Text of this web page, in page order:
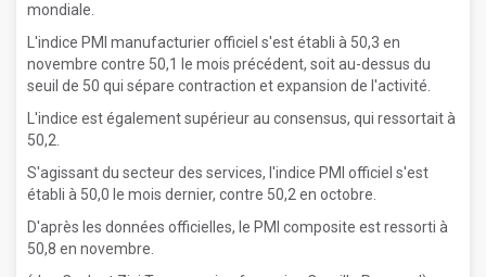
mondiale.
L'indice PMI manufacturier officiel s'est établi à 50,3 en
novembre contre 50,1 le mois précédent, soit au-dessus du
seuil de 50 qui sépare contraction et expansion de l'activité.
L'indice est également supérieur au consensus, qui ressortait à
50,2.
S'agissant du secteur des services, l'indice PMI officiel s'est
établi à 50,0 le mois dernier, contre 50,2 en octobre.
D'après les données officielles, le PMI composite est ressorti à
50,8 en novembre.